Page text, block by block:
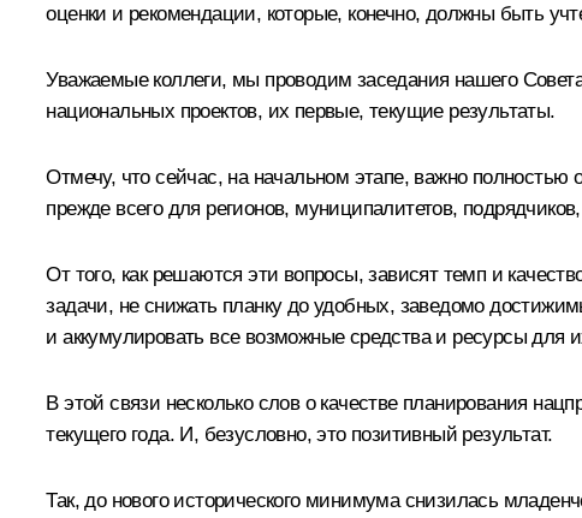
оценки и рекомендации, которые, конечно, должны быть
Уважаемые коллеги, мы проводим заседания нашего
национальных проектов, их первые, текущие результаты.
Отмечу, что сейчас, на начальном этапе, важно полностью
прежде всего для регионов, муниципалитетов,
От того, как решаются эти вопросы, зависят темп и
задачи, не снижать планку до удобных, заведомо
и аккумулировать все возможные средства и ресурсы для
В этой связи несколько слов о качестве планирования
текущего года. И, безусловно, это позитивный результат.
Так, до нового исторического минимума снизилась